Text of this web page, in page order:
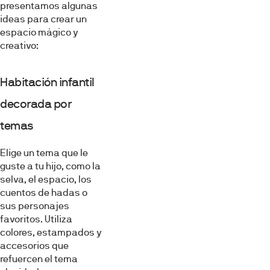
presentamos algunas
ideas para crear un
espacio mágico y
creativo:
Habitación infantil
decorada por
temas
Elige un tema que le
guste a tu hijo, como la
selva, el espacio, los
cuentos de hadas o
sus personajes
favoritos. Utiliza
colores, estampados y
accesorios que
refuercen el tema